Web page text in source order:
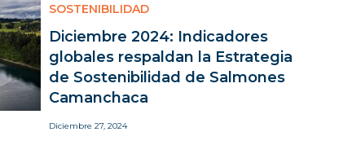
SOSTENIBILIDAD
Diciembre 2024: Indicadores
globales respaldan la Estrategia
de Sostenibilidad de Salmones
Camanchaca
Diciembre 27, 2024